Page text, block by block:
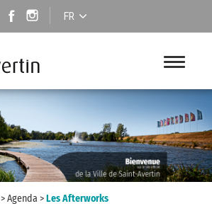
FR
>Agenda>Les Afterworks